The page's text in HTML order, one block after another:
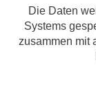
Die Daten
Systems
zusammen mit